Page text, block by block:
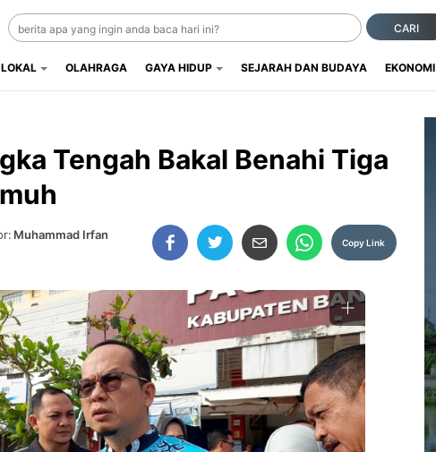
CARI
LOKAL OLAHRAGA GAYA HIDUP SEJARAH DAN BUDAYA EKONOMI
Tengah Bakal Benahi Tiga
Muhammad Irfan
Copy Link